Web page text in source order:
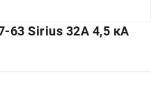
63 Sirius 32А 4,5 кА